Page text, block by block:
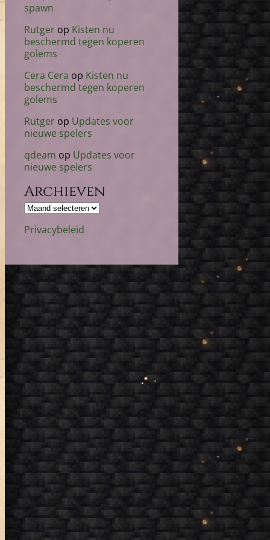
spawn
Rutger op Kisten nu
beschermd tegen koperen
golems
Cera Cera op Kisten nu
beschermd tegen koperen
golems
Rutger op Updates voor
nieuwe spelers
qdeam op Updates voor
nieuwe spelers
Archieven
Archieven
Privacybeleid